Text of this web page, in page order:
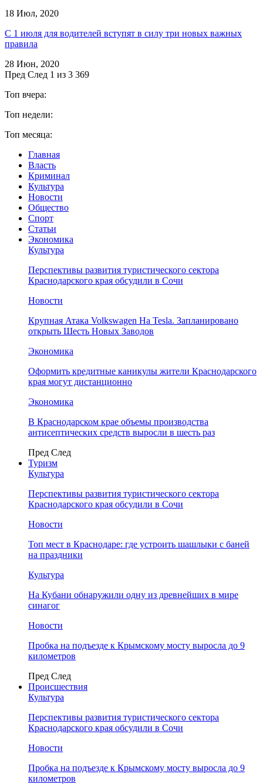
18 Июл, 2020
С 1 июля для водителей вступят в силу три новых важных
правила
28 Июн, 2020
Пред След 1 из 3 369
Топ вчера:
Топ недели:
Топ месяца:
Главная
Власть
Криминал
Культура
Новости
Общество
Спорт
Статьи
Экономика
Культура
Перспективы развития туристического сектора
Краснодарского края обсудили в Сочи
Новости
Крупная Атака Volkswagen На Tesla. Запланировано
открыть Шесть Новых Заводов
Экономика
Оформить кредитные каникулы жители Краснодарского
края могут дистанционно
Экономика
В Краснодарском крае объемы производства
антисептических средств выросли в шесть раз
Пред След
Туризм
Культура
Перспективы развития туристического сектора
Краснодарского края обсудили в Сочи
Новости
Топ мест в Краснодаре: где устроить шашлыки с баней
на праздники
Культура
На Кубани обнаружили одну из древнейших в мире
синагог
Новости
Пробка на подъезде к Крымскому мосту выросла до 9
километров
Пред След
Происшествия
Культура
Перспективы развития туристического сектора
Краснодарского края обсудили в Сочи
Новости
Пробка на подъезде к Крымскому мосту выросла до 9
километров